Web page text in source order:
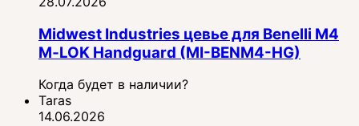
Midwest Industries цевье для Benelli M4
M‑LOK Handguard (MI-BENM4-HG)
Когда будет в наличии?
Taras
14.06.2026